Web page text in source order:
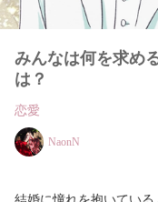
みんなは何を求め
は？
恋愛
NaonN